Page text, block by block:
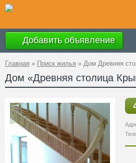
Добавить объявление
Главная » Поиск жилья » Дом Древняя
Дом «Древняя столица